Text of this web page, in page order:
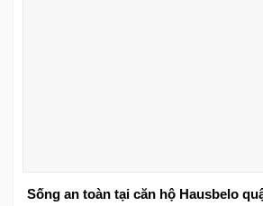
Sống an toàn tại căn hộ Hausbelo